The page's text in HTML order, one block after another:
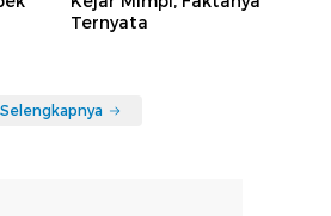
Ternyata
Selengkapnya